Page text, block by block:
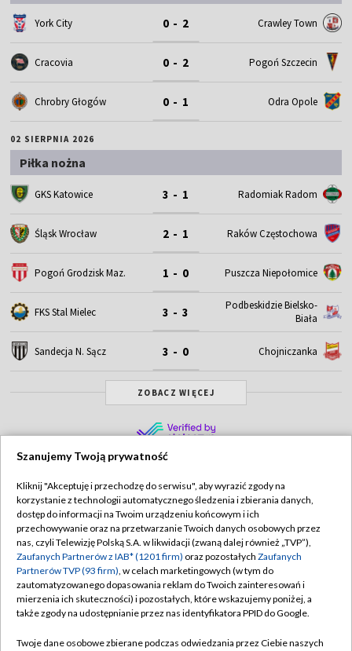
York City 0 - 2 Crawley Town
Cracovia 0 - 2 Pogoń Szczecin
Chrobry Głogów 0 - 1 Odra Opole
02 SIERPNIA 2026
Piłka nożna
GKS Katowice 3 - 1 Radomiak Radom
Śląsk Wrocław 2 - 1 Raków Częstochowa
Pogoń Grodzisk Maz. 1 - 0 Puszcza Niepołomice
FKS Stal Mielec 3 - 3
Podbeskidzie Bielsko-
Biała
Sandecja N. Sącz 3 - 0 Chojniczanka
ZOBACZ WIĘCEJ
TVP
Abonament TVP
Sklep TVP
Biuro Reklamy
Oferta Handlowa
Regulamin TVP
Polityka prywatności
Moje zgody
Biuro reklamy
Szanujemy Twoją prywatność
Kliknij "Akceptuję i przechodzę do serwisu", aby wyrazić zgody na
korzystanie z technologii automatycznego śledzenia i zbierania danych,
dostęp do informacji na Twoim urządzeniu końcowym i ich
przechowywanie oraz na przetwarzanie Twoich danych osobowych przez
nas, czyli Telewizję Polską S.A. w likwidacji (zwaną dalej również „TVP”),
Zaufanych Partnerów z IAB* (1201 firm) oraz pozostałych Zaufanych
Partnerów TVP (93 firm), w celach marketingowych (w tym do
zautomatyzowanego dopasowania reklam do Twoich zainteresowań i
mierzenia ich skuteczności) i pozostałych, które wskazujemy poniżej, a
także zgody na udostępnianie przez nas identyfikatora PPID do Google.
Twoje dane osobowe zbierane podczas odwiedzania przez Ciebie naszych